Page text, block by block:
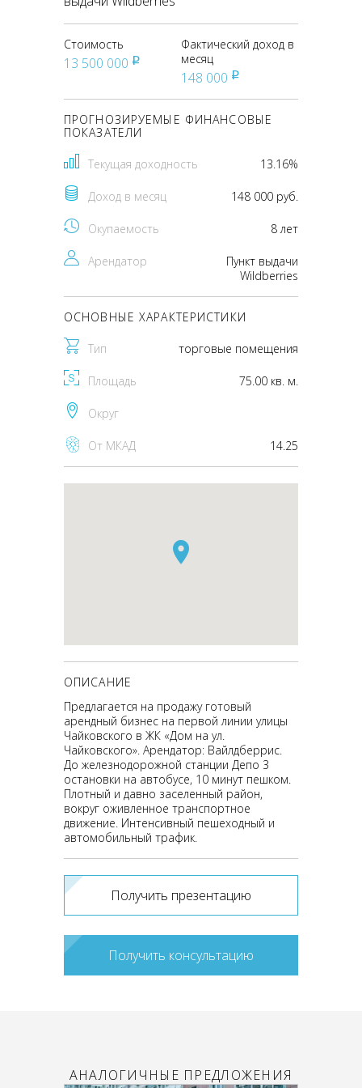
Стоимость
13 500 000 pуб
Фактический доход в
месяц
148 000 pуб
ПРОГНОЗИРУЕМЫЕ ФИНАНСОВЫЕ
ПОКАЗАТЕЛИ
Текущая доходность 13.16%
Доход в месяц 148 000 руб.
Окупаемость 8 лет
Арендатор
Пункт выдачи
Wildberries
ОСНОВНЫЕ ХАРАКТЕРИСТИКИ
Тип торговые помещения
Площадь 75.00 кв. м.
Округ
От МКАД 14.25
ОПИСАНИЕ
Предлагается на продажу готовый
арендный бизнес на первой линии улицы
Чайковского в ЖК «Дом на ул.
Чайковского». Арендатор: Вайлдберрис.
До железнодорожной станции Депо 3
остановки на автобусе, 10 минут пешком.
Плотный и давно заселенный район,
вокруг оживленное транспортное
движение. Интенсивный пешеходный и
автомобильный трафик.
Получить презентацию
Получить консультацию
АНАЛОГИЧНЫЕ ПРЕДЛОЖЕНИЯ